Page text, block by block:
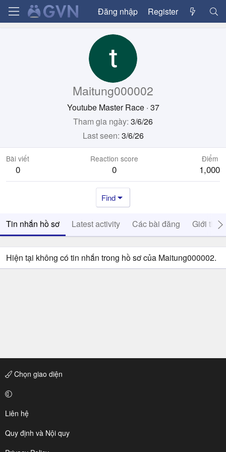
Đăng nhập Register
Maitung000002
Youtube Master Race · 37
Tham gia ngày 3/6/26
Last seen 3/6/26
Bài viết
0
Reaction score
0
Điểm
1,000
Find
Tin nhắn hồ sơ Latest activity Các bài đăng Giới thiệu
Hiện tại không có tin nhắn trong hồ sơ của Maitung000002.
Chọn giao diện
Liên hệ
Quy định và Nội quy